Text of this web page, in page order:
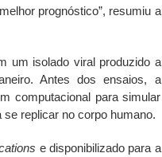
prognóstico”, resumiu a
um isolado viral produzido a
Antes dos ensaios, a
computacional para simular
replicar no corpo humano.
e disponibilizado para a